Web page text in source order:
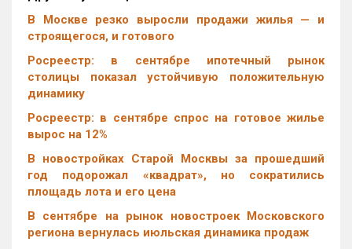
В Москве резко выросли продажи жилья — и
строящегося, и готового
Росреестр: в сентябре ипотечный рынок
столицы показал устойчивую положительную
динамику
Росреестр: в сентябре спрос на готовое жилье
вырос на 12%
В новостройках Старой Москвы за прошедший
год подорожал «квадрат», но сократились
площадь лота и его цена
В сентябре на рынок новостроек Московского
региона вернулась июльская динамика продаж